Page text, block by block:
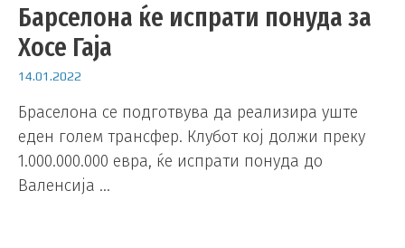
Барселона ќе испрати понуда за
Хосе Гаја
14.01.2022
Браселона се подготвува да реализира уште
еден голем трансфер. Клубот кој должи преку
1.000.000.000 евра, ќе испрати понуда до
Валенсија …